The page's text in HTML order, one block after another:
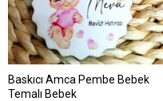
Baskıcı Amca Pembe Bebek
Temalı Bebek